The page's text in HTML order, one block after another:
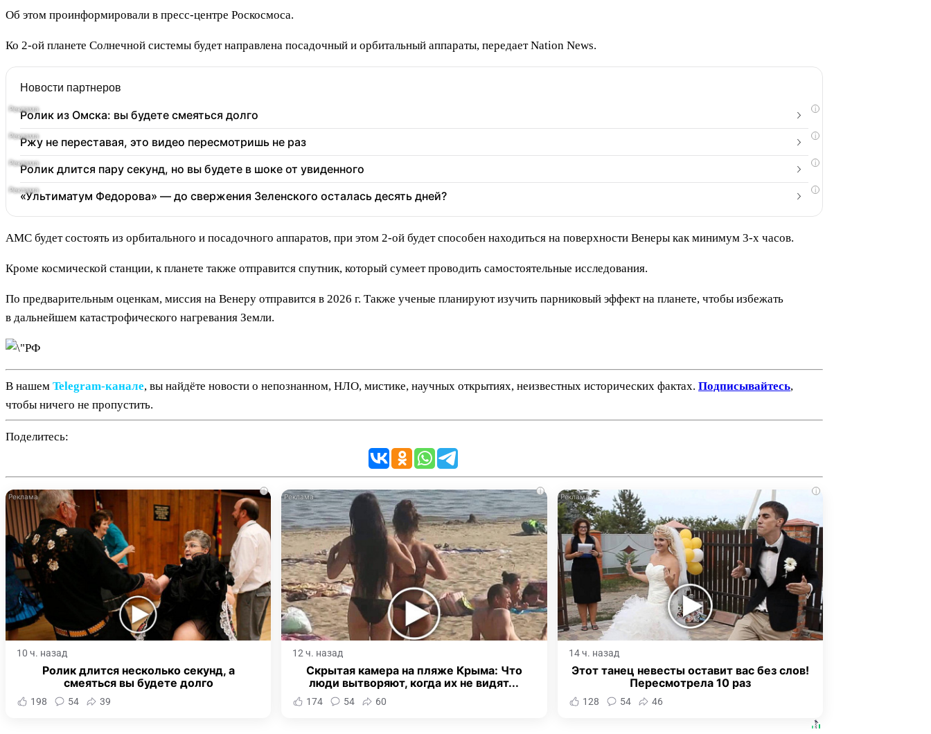
Об этом проинформировали в пресс-центре Роскосмоса.
Ко 2-ой планете Солнечной системы будет направлена посадочный и орбитальный аппараты, передает Nation News.
Новости партнеров
i
Ролик из Омска: вы будете смеяться долго
i
Ржу не переставая, это видео пересмотришь не раз
i
Ролик длится пару секунд, но вы будете в шоке от увиденного
i
«Ультиматум Федорова» — до свержения Зеленского осталась десять дней?
АМС будет состоять из орбитального и посадочного аппаратов, при этом 2-ой будет способен находиться на поверхности Венеры как минимум 3-х часов.
Кроме космической станции, к планете также отправится спутник, который сумеет проводить самостоятельные исследования.
По предварительным оценкам, миссия на Венеру отправится в 2026 г. Также ученые планируют изучить парниковый эффект на планете, чтобы избежать
в дальнейшем катастрофического нагревания Земли.
В нашем Telegram‑канале, вы найдёте новости о непознанном, НЛО, мистике, научных открытиях, неизвестных исторических фактах. Подписывайтесь,
чтобы ничего не пропустить.
Поделитесь:
i
10 ч. назад
Ролик длится несколько секунд, а
смеяться вы будете долго
198 54 39
i
12 ч. назад
Скрытая камера на пляже Крыма: Что
люди вытворяют, когда их не видят...
174 54 60
i
14 ч. назад
Этот танец невесты оставит вас без слов!
Пересмотрела 10 раз
128 54 46